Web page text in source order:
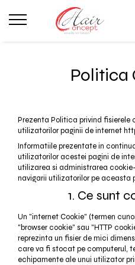
Perii Profesionale
Par Deteriorat
Par Vopsit
Sebum Control
Politica
Prezenta Politica privind fisierele
utilizatorilor paginii de internet
Informatiile prezentate in
utilizatorilor acestei pagini de
utilizarea si administrarea
navigarii utilizatorilor pe aceasta
1. Ce sunt
Un "internet Cookie" (termen
"browser cookie" sau "HTTP
reprezinta un fisier de mici
care va fi stocat pe computerul,
echipamente ale unui utilizator